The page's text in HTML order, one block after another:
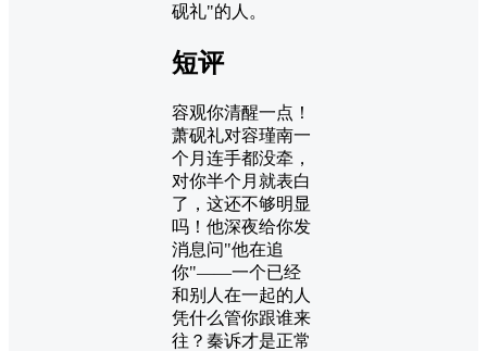
砚礼"的人。
短评
容观你清醒一点！
萧砚礼对容瑾南一
个月连手都没牵，
对你半个月就表白
了，这还不够明显
吗！他深夜给你发
消息问"他在追
你"——一个已经
和别人在一起的人
凭什么管你跟谁来
往？秦诉才是正常